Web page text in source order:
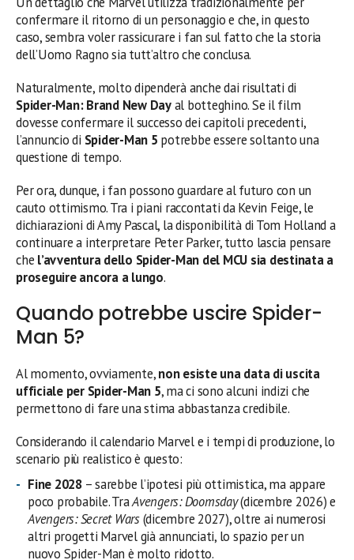
confermare il ritorno di un personaggio e che, in questo
caso, sembra voler rassicurare i fan sul fatto che la storia
dell’Uomo Ragno sia tutt’altro che conclusa.
Naturalmente, molto dipenderà anche dai risultati di
Spider-Man: Brand New Dayal botteghino. Se il film
dovesse confermare il successo dei capitoli precedenti,
l’annuncio di Spider-Man 5 potrebbe essere soltanto una
questione di tempo.
Per ora, dunque, i fan possono guardare al futuro con un
cauto ottimismo. Tra i piani raccontati da Kevin Feige, le
dichiarazioni di Amy Pascal, la disponibilità di Tom Holland a
continuare a interpretare Peter Parker, tutto lascia pensare
che l’avventura dello Spider-Man del MCU sia destinata a
proseguire ancora a lungo.
Quando potrebbe uscire Spider-
Man 5?
Al momento, ovviamente,non esiste una data di uscita
ufficiale per Spider-Man 5, ma ci sono alcuni indizi che
permettono di fare una stima abbastanza credibile.
Considerando il calendario Marvel e i tempi di produzione, lo
scenario più realistico è questo:
Fine 2028– sarebbe l’ipotesi più ottimistica, ma appare
poco probabile. TraAvengers: Doomsday(dicembre 2026) e
Avengers: Secret Wars(dicembre 2027), oltre ai numerosi
altri progetti Marvel già annunciati, lo spazio per un
nuovo Spider-Man è molto ridotto.